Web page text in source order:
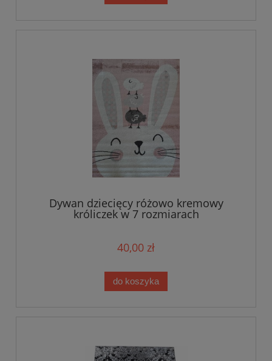
Dywan dziecięcy różowo kremowy
króliczek w 7 rozmiarach
40,00 zł
do koszyka